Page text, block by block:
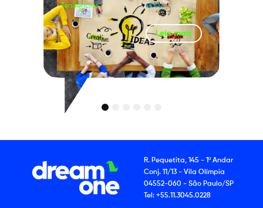
Tendências
Leia mais
4
R. Pequetita, 145 - 1º Andar
Conj. 11/13 - Vila Olímpia
04552-060 - São Paulo/SP
Tel: +55.11.3045.0228